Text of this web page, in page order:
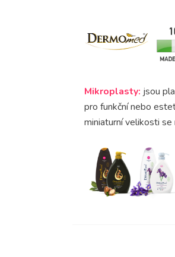
Mikroplasty: jsou
pro funkční nebo
miniaturní velikosti